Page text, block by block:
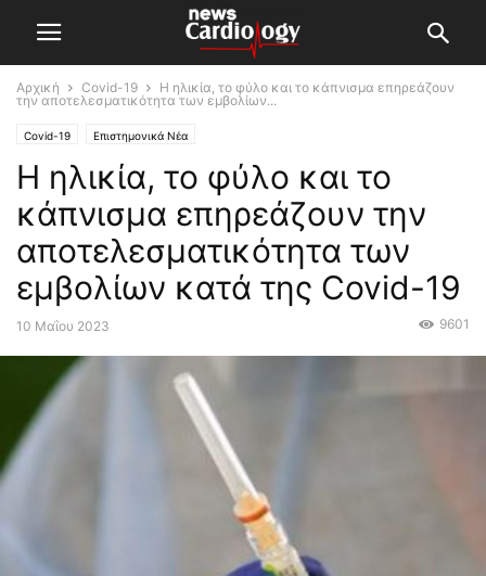
Αρχική Covid-19
Η ηλικία, το φύλο και το κάπνισμα επηρεάζουν
την αποτελεσματικότητα των εμβολίων...
Covid-19 Επιστημονικά Νέα
Η ηλικία, το φύλο και το
κάπνισμα επηρεάζουν την
αποτελεσματικότητα των
εμβολίων κατά της Covid-19
10 Μαΐου 2023 9601